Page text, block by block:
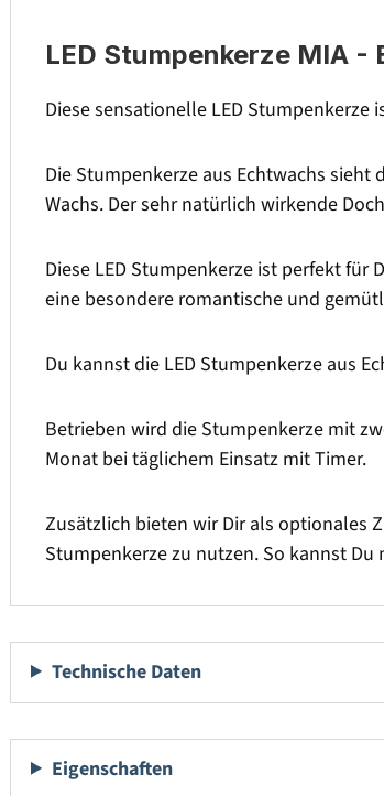
LED Stumpenkerze MIA
Diese sensationelle LED
Die Stumpenkerze aus Echtwachs
Wachs. Der sehr natürlich wirkende
Diese LED Stumpenkerze ist perfekt
eine besondere romantische und
Du kannst die LED Stumpenkerze aus
Betrieben wird die Stumpenkerze mit
Monat bei täglichem Einsatz mit Timer.
Zusätzlich bieten wir Dir als optionales
Stumpenkerze zu nutzen. So kannst
Technische Daten
Eigenschaften